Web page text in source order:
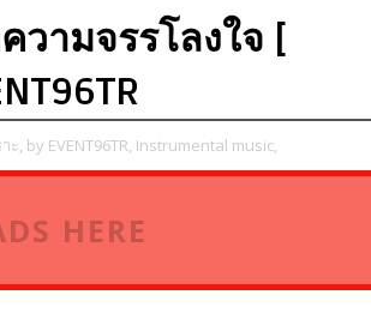
วามจรรโลงใจ [
ะ, by EVENT96TR, Instrumental music,
HERE